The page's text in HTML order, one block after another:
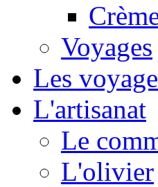
Voyages
Les
L'artisanat
Le
L'olivier